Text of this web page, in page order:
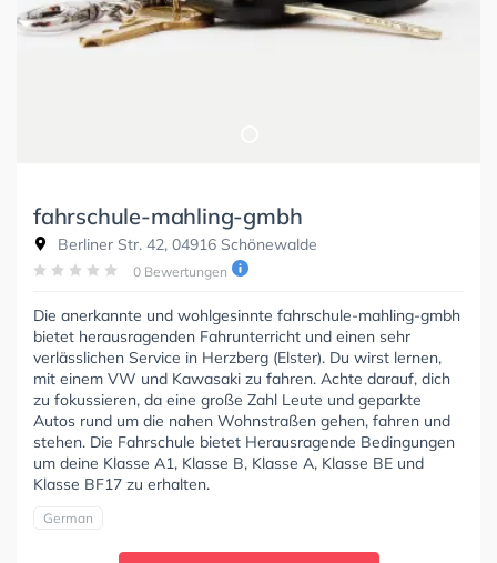
fahrschule-mahling-gmbh
Berliner Str. 42, 04916 Schönewalde
0 Bewertungen
Die anerkannte und wohlgesinnte fahrschule-mahling-gmbh
bietet herausragenden Fahrunterricht und einen sehr
verlässlichen Service in Herzberg (Elster). Du wirst lernen,
mit einem VW und Kawasaki zu fahren. Achte darauf, dich
zu fokussieren, da eine große Zahl Leute und geparkte
Autos rund um die nahen Wohnstraßen gehen, fahren und
stehen. Die Fahrschule bietet Herausragende Bedingungen
um deine Klasse A1, Klasse B, Klasse A, Klasse BE und
Klasse BF17 zu erhalten.
German